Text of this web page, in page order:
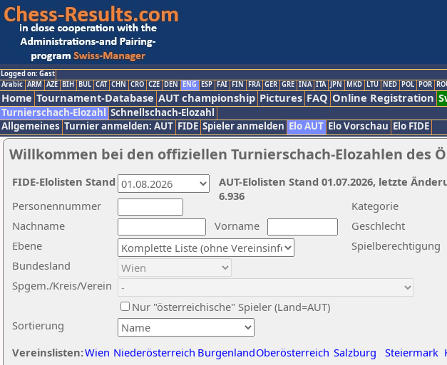
Logged on: Gast
Arabic ARM AZE BIH BUL CAT CHN CRO CZE DEN ENG ESP FAI FIN FRA GER GRE INA ITA JPN MKD LTU NED POL POR
Home Tournament-Database AUT championship Pictures FAQ Online Registration
Turnierschach-Elozahl Schnellschach-Elozahl
Allgemeines Turnier anmelden: AUT FIDE Spieler anmelden Elo AUT Elo Vorschau Elo FIDE
Willkommen bei den offiziellen Turnierschach-Elozahlen des
Nachname
Vorname
Ebene
Kategorie
Sortierung
Personennummer
Bundesland
Spgem./Kreis/Verein
Geschlecht
Nur "österreichische" Spieler (Land=AUT)
Spielberechtigung
Vereinslisten:Wien Niederösterreich BurgenlandOberösterreich Salzburg Steiermark
AUT-Elolisten Stand 01.07.2026, letzte
6.936
FIDE-Elolisten Stand